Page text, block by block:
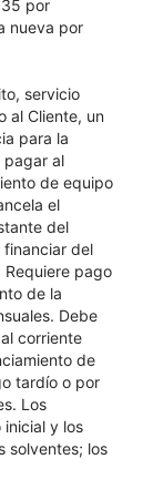
por
nueva por
servicio
al Cliente, un
para la
pagar al
de equipo
el
del
del
Requiere pago
de la
Debe
corriente
de
tardío o por
Los
inicial y los
solventes; los